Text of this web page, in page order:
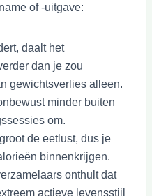
of -uitgave:
daalt het
dan je zou
gewichtsverlies alleen.
minder buiten
om.
de eetlust, dus je
binnenkrijgen.
onthult dat
actieve levensstijl